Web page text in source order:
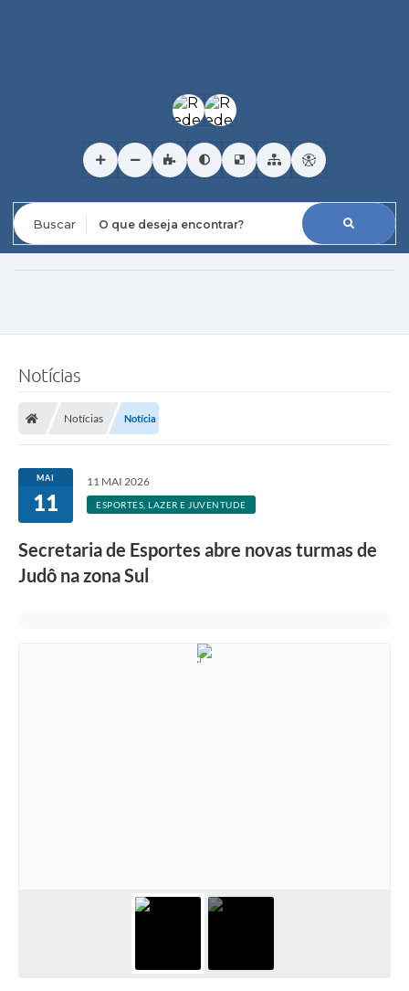
Notícias
Notícias Notícia
MAI
11
11 MAI 2026
ESPORTES, LAZER E JUVENTUDE
Secretaria de Esportes abre novas turmas de
Judô na zona Sul